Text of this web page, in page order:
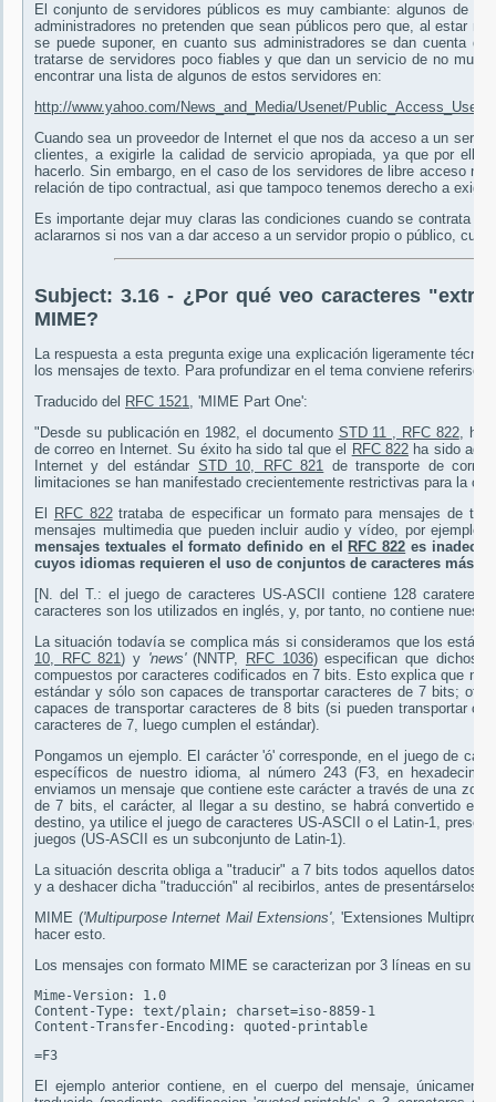
El conjunto de servidores públicos es muy cambiante: algunos de
administradores no pretenden que sean públicos pero que, al estar
se puede suponer, en cuanto sus administradores se dan cuenta
tratarse de servidores poco fiables y que dan un servicio de no muy
encontrar una lista de algunos de estos servidores en:
http://www.yahoo.com/News_and_Media/Usenet/
Cuando sea un proveedor de Internet el que nos da acceso a un
clientes, a exigirle la calidad de servicio apropiada, ya que por ella
hacerlo. Sin embargo, en el caso de los servidores de libre acceso
relación de tipo contractual, asi que tampoco tenemos derecho a
Es importante dejar muy claras las condiciones cuando se contrata a
aclararnos si nos van a dar acceso a un servidor propio o público,
Subject:3.16 - ¿Por qué veo caracteres
MIME?
La respuesta a esta pregunta exige una explicación ligeramente
los mensajes de texto. Para profundizar en el tema conviene referirse
Traducido del RFC 1521
, 'MIME Part One':
"Desde su publicación en 1982, el documento STD 11 , RFC 822, ha
de correo en Internet. Su éxito ha sido tal que el
RFC 822 ha sido
Internet y del estándar STD 10, RFC 821
de transporte de
limitaciones se han manifestado crecientemente restrictivas para la
El
RFC 822trataba de especificar un formato para mensajes de
mensajes multimedia que pueden incluir audio y vídeo, por
mensajes textuales el formato definido en el
RFC 822 es
cuyos idiomas requieren el uso de conjuntos de caracteres más
[N. del T.: el juego de caracteres US-ASCII contiene 128
caracteres son los utilizados en inglés, y, por tanto, no contiene
La situación todavía se complica más si consideramos que los
10, RFC 821) y 'news'(NNTP, RFC 1036) especifican que dichos
compuestos por caracteres codificados en 7 bits. Esto explica que
estándar y sólo son capaces de transportar caracteres de 7 bits;
capaces de transportar caracteres de 8 bits (si pueden transportar
caracteres de 7, luego cumplen el estándar).
Pongamos un ejemplo. El carácter 'ó' corresponde, en el juego de
específicos de nuestro idioma, al número 243 (F3, en
enviamos un mensaje que contiene este carácter a través de una
de 7 bits, el carácter, al llegar a su destino, se habrá convertido en
destino, ya utilice el juego de caracteres US-ASCII o el Latin-1,
juegos (US-ASCII es un subconjunto de Latin-1).
La situación descrita obliga a "traducir" a 7 bits todos aquellos datos
y a deshacer dicha "traducción" al recibirlos, antes de presentárselos
MIME ('Multipurpose Internet Mail Extensions', 'Extensiones
hacer esto.
Los mensajes con formato MIME se caracterizan por 3 líneas en su
Mime-Version: 1.0
Content-Type: text/plain; charset=iso-8859-1
Content-Transfer-Encoding: quoted-printable
=F3
El ejemplo anterior contiene, en el cuerpo del mensaje,